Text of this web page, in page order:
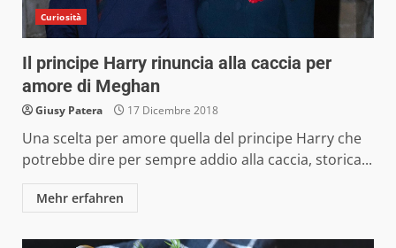
Curiosità
Il principe Harry rinuncia alla caccia per
amore di Meghan
Giusy Patera 17 Dicembre 2018
Una scelta per amore quella del principe Harry che
potrebbe dire per sempre addio alla caccia, storica...
Mehr erfahren